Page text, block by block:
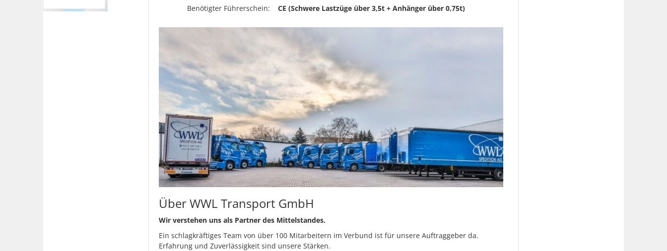
Benötigter Führerschein:
CE (Schwere Lastzüge über 3,5t + Anhänger über 0,75t)
Über WWL Transport GmbH
Wir verstehen uns als Partner des Mittelstandes.
Ein schlagkräftiges Team von über 100 Mitarbeitern im Verbund ist für unsere Auftraggeber da.
Erfahrung und Zuverlässigkeit sind unsere Stärken.